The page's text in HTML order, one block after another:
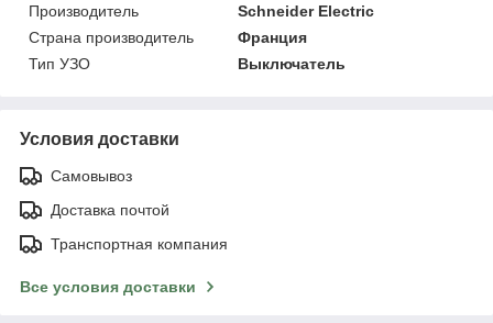
Производитель
Schneider Electric
Страна производитель
Франция
Тип УЗО
Выключатель
Условия доставки
Самовывоз
Доставка почтой
Транспортная компания
Все условия доставки